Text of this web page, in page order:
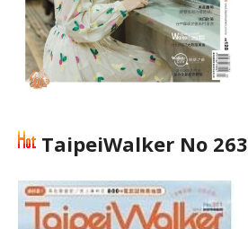
TaipeiWalker No 263